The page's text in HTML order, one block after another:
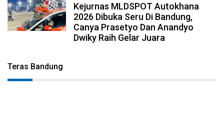
Kejurnas MLDSPOT Autokhana
2026 Dibuka Seru Di Bandung,
Canya Prasetyo Dan Anandyo
Dwiky Raih Gelar Juara
Teras Bandung